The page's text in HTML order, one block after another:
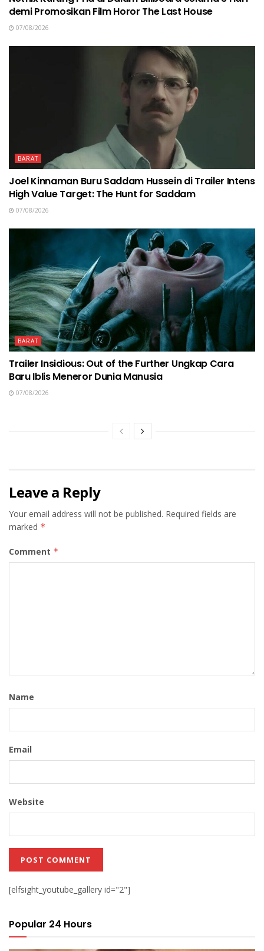
demi Promosikan Film Horor The Last House
07/08/2026
BARAT
Joel Kinnaman Buru Saddam Hussein di Trailer Intens
High Value Target: The Hunt for Saddam
07/08/2026
BARAT
Trailer Insidious: Out of the Further Ungkap Cara
Baru Iblis Meneror Dunia Manusia
07/08/2026
Leave a Reply
Your email address will not be published. Required fields are
marked *
Comment *
Name
Email
Website
[elfsight_youtube_gallery id="2"]
Popular 24 Hours